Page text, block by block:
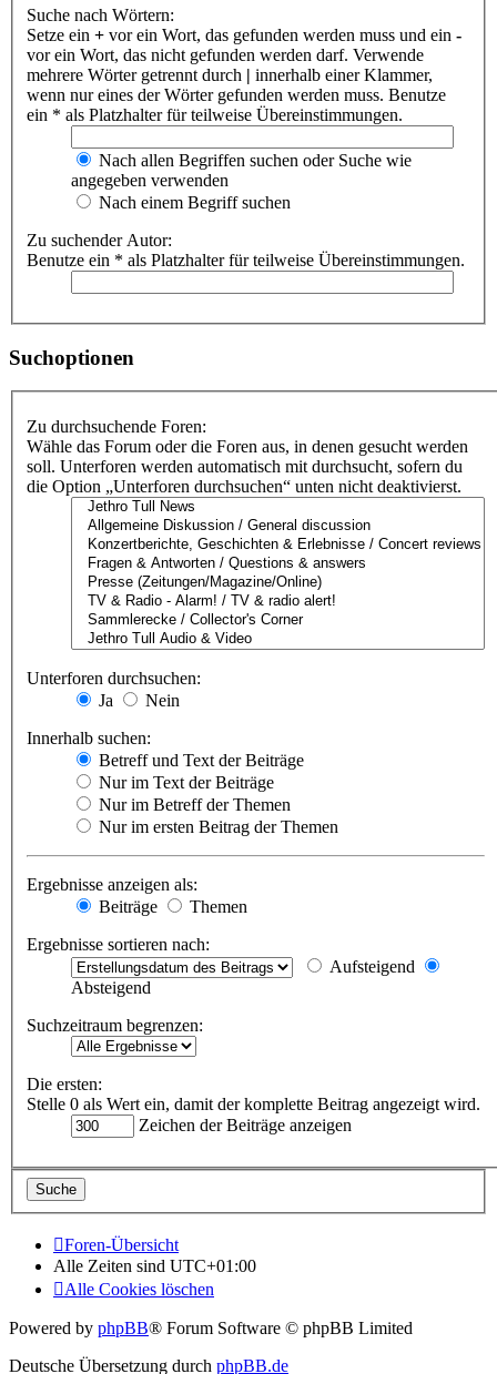
Suche nach Wörtern:
Setze ein + vor ein Wort, das gefunden werden muss und ein -
vor ein Wort, das nicht gefunden werden darf. Verwende
mehrere Wörter getrennt durch | innerhalb einer Klammer,
wenn nur eines der Wörter gefunden werden muss. Benutze
ein * als Platzhalter für teilweise Übereinstimmungen.
Nach allen Begriffen suchen oder Suche wie
angegeben verwenden
Nach einem Begriff suchen
Zu suchender Autor:
Benutze ein * als Platzhalter für teilweise Übereinstimmungen.
Suchoptionen
Zu durchsuchende Foren:
Wähle das Forum oder die Foren aus, in denen gesucht werden
soll. Unterforen werden automatisch mit durchsucht, sofern du
die Option „Unterforen durchsuchen“ unten nicht deaktivierst.
Unterforen durchsuchen:
Ja
Nein
Innerhalb suchen:
Betreff und Text der Beiträge
Nur im Text der Beiträge
Nur im Betreff der Themen
Nur im ersten Beitrag der Themen
Ergebnisse anzeigen als:
Beiträge
Themen
Ergebnisse sortieren nach:
Aufsteigend
Absteigend
Suchzeitraum begrenzen:
Die ersten:
Stelle 0 als Wert ein, damit der komplette Beitrag angezeigt wird.
Zeichen der Beiträge anzeigen
Foren-Übersicht
Alle Zeiten sind UTC+01:00
Alle Cookies löschen
Powered by phpBB® Forum Software © phpBB Limited
Deutsche Übersetzung durch phpBB.de